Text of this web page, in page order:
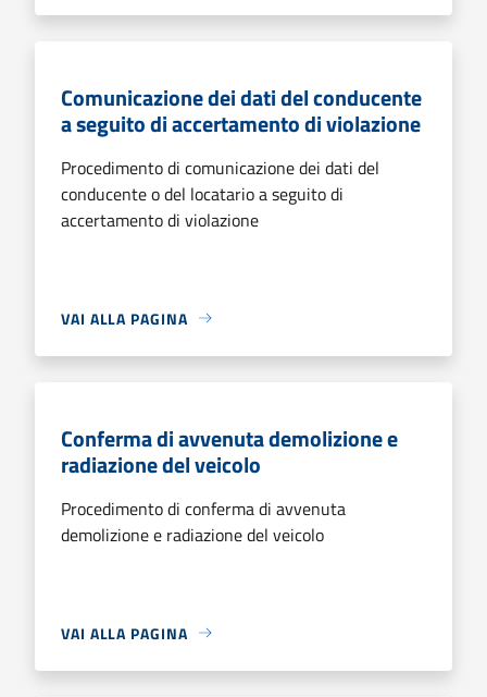
Comunicazione dei dati del conducente
a seguito di accertamento di violazione
Procedimento di comunicazione dei dati del
conducente o del locatario a seguito di
accertamento di violazione
VAI ALLA PAGINA
Conferma di avvenuta demolizione e
radiazione del veicolo
Procedimento di conferma di avvenuta
demolizione e radiazione del veicolo
VAI ALLA PAGINA